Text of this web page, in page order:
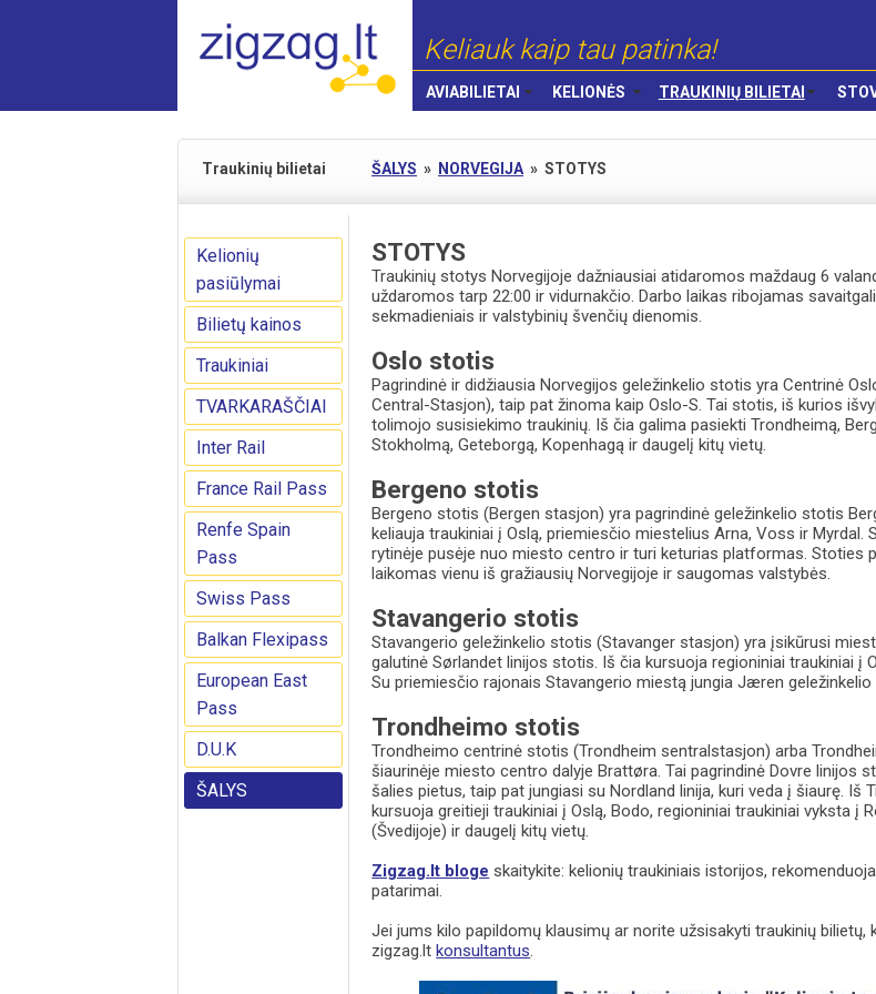
Keliauk kaip tau patinka!
AVIABILIETAI KELIONĖS TRAUKINIŲ BILIETAI
Traukinių bilietai ŠALYS » NORVEGIJA » STOTYS
Kelionių
pasiūlymai
Bilietų kainos
Traukiniai
TVARKARAŠČIAI
Inter Rail
France Rail Pass
Renfe Spain
Pass
Swiss Pass
Balkan Flexipass
European East
Pass
D.U.K
ŠALYS
STOTYS
Traukinių stotys Norvegijoje dažniausiai atidaromos maždaug 6
uždaromos tarp 22:00 ir vidurnakčio. Darbo laikas ribojamas
sekmadieniais ir valstybinių švenčių dienomis.
Oslo stotis
Pagrindinė ir didžiausia Norvegijos geležinkelio stotis yra Centrinė
Central-Stasjon), taip pat žinoma kaip Oslo-S. Tai stotis, iš kurios
tolimojo susisiekimo traukinių. Iš čia galima pasiekti Trondheimą,
Stokholmą, Geteborgą, Kopenhagą ir daugelį kitų vietų.
Bergeno stotis
Bergeno stotis (Bergen stasjon) yra pagrindinė geležinkelio stotis
keliauja traukiniai į Oslą, priemiesčio miestelius Arna, Voss ir Myrdal.
rytinėje pusėje nuo miesto centro ir turi keturias platformas. Stoties
laikomas vienu iš gražiausių Norvegijoje ir saugomas valstybės.
Stavangerio stotis
Stavangerio geležinkelio stotis (Stavanger stasjon) yra įsikūrusi
galutinė Sørlandet linijos stotis. Iš čia kursuoja regioniniai traukiniai į
Su priemiesčio rajonais Stavangerio miestą jungia Jæren
Trondheimo stotis
Trondheimo centrinė stotis (Trondheim sentralstasjon) arba
šiaurinėje miesto centro dalyje Brattøra. Tai pagrindinė Dovre linijos
šalies pietus, taip pat jungiasi su Nordland linija, kuri veda į šiaurę. Iš
kursuoja greitieji traukiniai į Oslą, Bodo, regioniniai traukiniai vyksta į
(Švedijoje) ir daugelį kitų vietų.
Zigzag.lt bloge skaitykite: kelionių traukiniais istorijos,
patarimai.
Jei jums kilo papildomų klausimų ar norite užsisakyti traukinių bilietų,
zigzag.ltkonsultantus.